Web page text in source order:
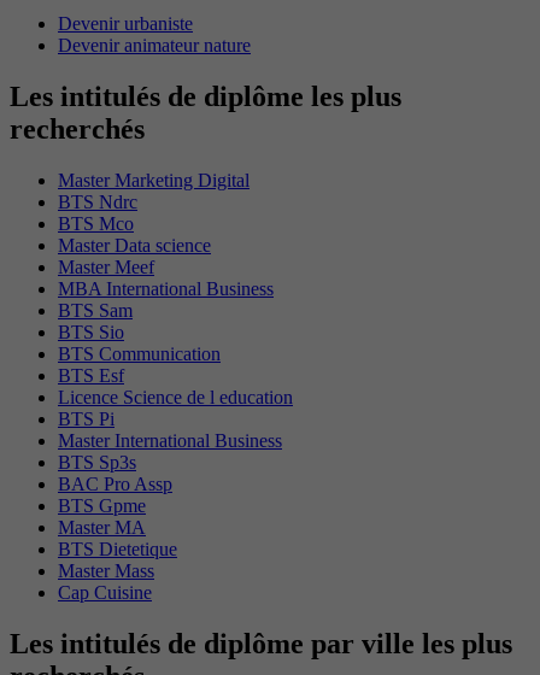
Devenir urbaniste
Devenir animateur nature
Les intitulés de diplôme les plus
recherchés
Master Marketing Digital
BTS Ndrc
BTS Mco
Master Data science
Master Meef
MBA International Business
BTS Sam
BTS Sio
BTS Communication
BTS Esf
Licence Science de l education
BTS Pi
Master International Business
BTS Sp3s
BAC Pro Assp
BTS Gpme
Master MA
BTS Dietetique
Master Mass
Cap Cuisine
Les intitulés de diplôme par ville les plus